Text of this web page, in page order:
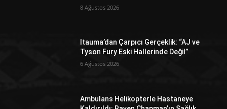
8 Ağustos 2026
Itauma’dan Çarpıcı Gerçeklik: “AJ ve
Tyson Fury Eski Hallerinde Değil”
6 Ağustos 2026
Ambulans Helikopterle Hastaneye